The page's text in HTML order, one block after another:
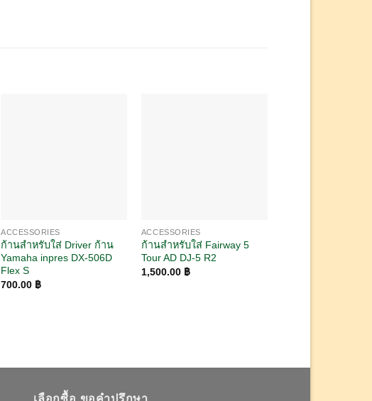
ACCESSORIES
ก้านสำหรับใส่ Driver ก้าน
Yamaha inpres DX-506D
Flex S
700.00 ฿
ACCESSORIES
ก้านสำหรับใส่ Fairway 5
Tour AD DJ-5 R2
1,500.00 ฿
เลือกซื้อ ขอคำปรึกษา